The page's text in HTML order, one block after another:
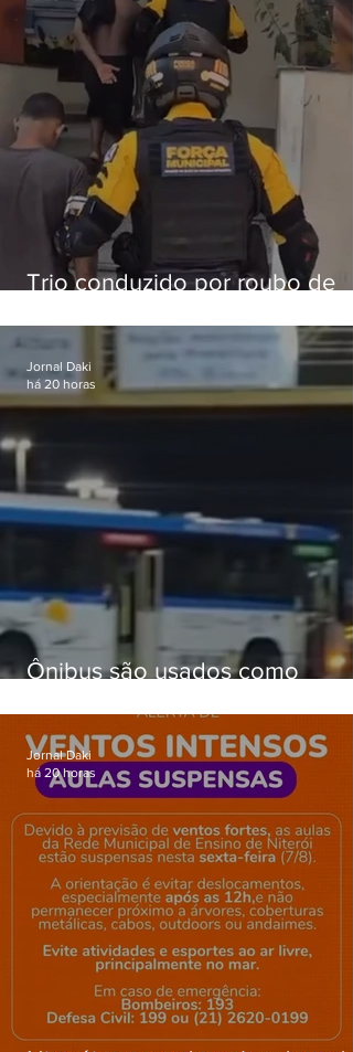
Trio conduzido por roubo de
passagens
Ônibus são usados como
Gardênia Azul
Jornal Daki
há 20 horas
Jornal Daki
há 20 horas